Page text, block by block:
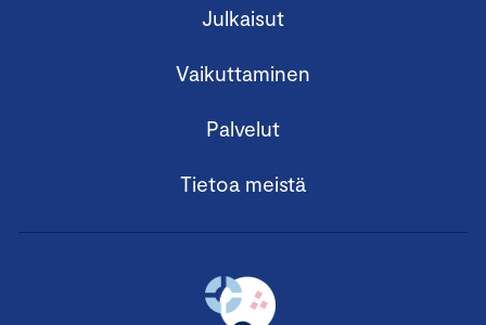
Julkaisut
Vaikuttaminen
Palvelut
Tietoa meistä